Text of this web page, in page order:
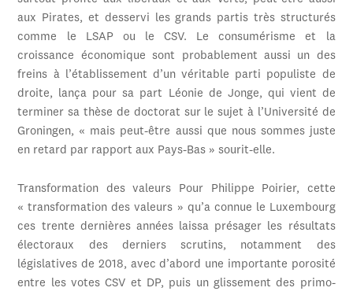
aux Pirates, et desservi les grands partis très structurés
comme le LSAP ou le CSV. Le consumérisme et la
croissance économique sont probablement aussi un des
freins à l’établissement d’un véritable parti populiste de
droite, lança pour sa part Léonie de Jonge, qui vient de
terminer sa thèse de doctorat sur le sujet à l’Université de
Groningen, « mais peut-être aussi que nous sommes juste
en retard par rapport aux Pays-Bas » sourit-elle.
Transformation des valeurs Pour Philippe Poirier, cette
« transformation des valeurs » qu’a connue le Luxembourg
ces trente dernières années laissa présager les résultats
électoraux des derniers scrutins, notamment des
législatives de 2018, avec d’abord une importante porosité
entre les votes CSV et DP, puis un glissement des primo-